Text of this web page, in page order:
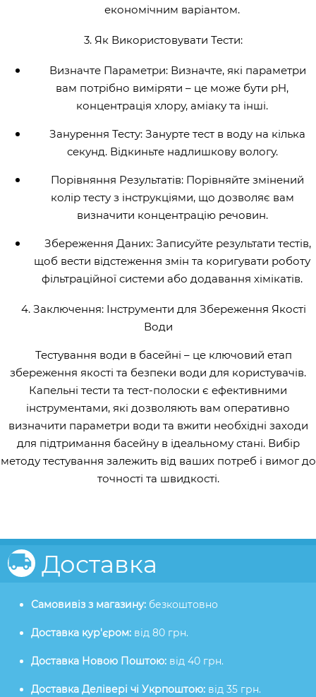
економічним варіантом.
3. Як Використовувати Тести:
Визначте Параметри: Визначте, які параметри
вам потрібно виміряти – це може бути pH,
концентрація хлору, аміаку та інші.
Занурення Тесту: Занурте тест в воду на кілька
секунд. Відкиньте надлишкову вологу.
Порівняння Результатів: Порівняйте змінений
колір тесту з інструкціями, що дозволяє вам
визначити концентрацію речовин.
Збереження Даних: Записуйте результати тестів,
щоб вести відстеження змін та коригувати роботу
фільтраційної системи або додавання хімікатів.
4. Заключення: Інструменти для Збереження Якості
Води
Тестування води в басейні – це ключовий етап
збереження якості та безпеки води для користувачів.
Капельні тести та тест-полоски є ефективними
інструментами, які дозволяють вам оперативно
визначити параметри води та вжити необхідні заходи
для підтримання басейну в ідеальному стані. Вибір
методу тестування залежить від ваших потреб і вимог до
точності та швидкості.
Доставка
Самовивіз з магазину: безкоштовно
Доставка кур'єром: від 80 грн.
Доставка Новою Поштою: від 40 грн.
Доставка Делівері чі Укрпоштою: від 35 грн.